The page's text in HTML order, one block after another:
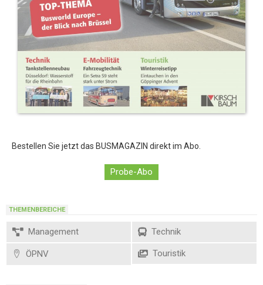
Bestellen Sie jetzt das BUSMAGAZIN direkt im Abo.
Probe-Abo
THEMENBEREICHE
Management Technik
ÖPNV Touristik